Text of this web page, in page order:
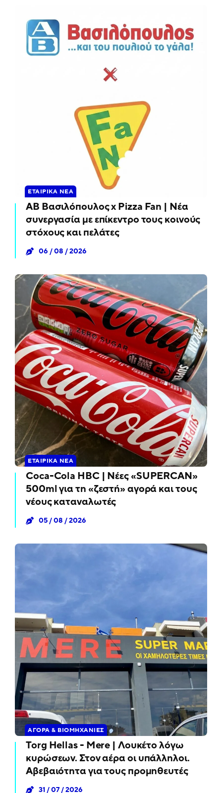
ΕΤΑΙΡΙΚΆ ΝΈΑ
ΑΒ Βασιλόπουλος x Pizza Fan | Νέα
συνεργασία με επίκεντρο τους κοινούς
στόχους και πελάτες
06 / 08 / 2026
ΕΤΑΙΡΙΚΆ ΝΈΑ
Coca-Cola HBC | Νέες «SUPERCAN»
500ml για τη «ζεστή» αγορά και τους
νέους καταναλωτές
05 / 08 / 2026
ΑΓΟΡΆ & ΒΙΟΜΗΧΑΝΊΕΣ
Torg Hellas - Mere | Λουκέτο λόγω
κυρώσεων. Στον αέρα οι υπάλληλοι.
Αβεβαιότητα για τους προμηθευτές
31 / 07 / 2026